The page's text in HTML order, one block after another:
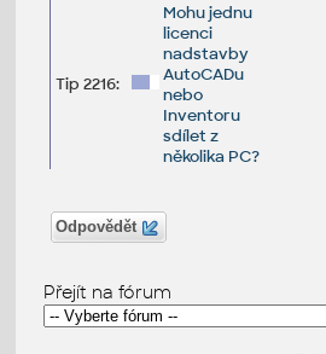
Tip 2216:
Mohu jednu
licenci
nadstavby
AutoCADu
nebo
Inventoru
sdílet z
několika PC?
Odpovědět
Přejít na fórum